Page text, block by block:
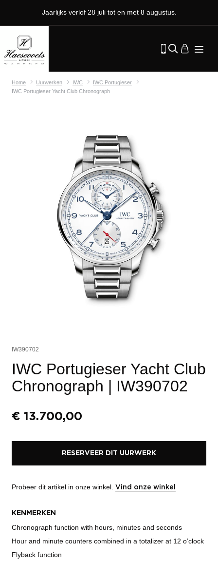
Jaarlijks verlof 28 juli tot en met 8 augustus.
Home Uurwerken IWC
IWC Portugieser
IWC Portugieser Yacht Club Chronograph
IW390702
IWC Portugieser Yacht Club
Chronograph | IW390702
€ 13.700,00
RESERVEER DIT UURWERK
Probeer dit artikel in onze winkel. Vind onze winkel
KENMERKEN
Chronograph function with hours, minutes and seconds
Hour and minute counters combined in a totalizer at 12 o’clock
Flyback function